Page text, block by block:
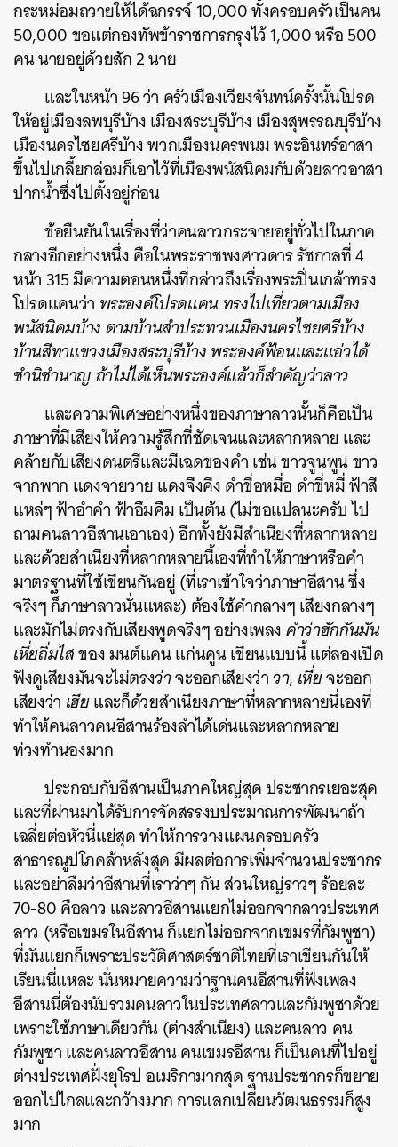
กระหม่อมถวายให้ได้ฉกรรจ์ 10,000 ทั้งครอบครัวเป็นคน
50,000 ขอแต่กองทัพข้าราชการกรุงไว้ 1,000 หรือ 500
คน นายอยู่ด้วยสัก 2 นาย
และในหน้า 96 ว่า ครัวเมืองเวียงจันทน์ครั้งนั้นโปรด
ให้อยู่เมืองลพบุรีบ้าง เมืองสระบุรีบ้าง เมืองสุพรรณบุรีบ้าง
เมืองนครไชยศรีบ้าง พวกเมืองนครพนม พระอินทร์อาสา
ขึ้นไปเกลี้ยกล่อมก็เอาไว้ที่เมืองพนัสนิคมกับด้วยลาวอาสา
ปากน้ำซึ่งไปตั้งอยู่ก่อน
ข้อยืนยันในเรื่องที่ว่าคนลาวกระจายอยู่ทั่วไปในภาค
กลางอีกอย่างหนึ่ง คือในพระราชพงศาวดาร รัชกาลที่ 4
หน้า 315 มีความตอนหนึ่งที่กล่าวถึงเรื่องพระปิ่นเกล้าทรง
โปรดแคนว่า พระองค์โปรดแคน ทรงไปเที่ยวตามเมือง
พนัสนิคมบ้าง ตามบ้านสำประทวนเมืองนครไชยศรีบ้าง
บ้านสีทาแขวงเมืองสระบุรีบ้าง พระองค์ฟ้อนและแอ่วได้
ชำนิชำนาญ ถ้าไม่ได้เห็นพระองค์แล้วก็สำคัญว่าลาว
และความพิเศษอย่างหนึ่งของภาษาลาวนั้นก็คือเป็น
ภาษาที่มีเสียงให้ความรู้สึกที่ชัดเจนและหลากหลาย และ
คล้ายกับเสียงดนตรีและมีเฉดของคำ เช่น ขาวจูนพูน ขาว
จากพาก แดงจายวาย แดงจืงคืง ดำขื่อหมื่อ ดำขี่หมี่ ฟ้าสี
แหล่ๆ ฟ้าอำคำ ฟ้าอึมคึม เป็นต้น (ไม่ขอแปลนะครับ ไป
ถามคนลาวอีสานเอาเอง) อีกทั้งยังมีสำเนียงที่หลากหลาย
และด้วยสำเนียงที่หลากหลายนี้เองที่ทำให้ภาษาหรือคำ
มาตรฐานที่ใช้เขียนกันอยู่ (ที่เราเข้าใจว่าภาษาอีสาน ซึ่ง
จริงๆ ก็ภาษาลาวนั่นแหละ) ต้องใช้คำกลางๆ เสียงกลางๆ
และมักไม่ตรงกับเสียงพูดจริงๆ อย่างเพลงคำว่าฮักกันมัน
เหี่ยถิ่มไสของ มนต์แคน แก่นคูน เขียนแบบนี้ แต่ลองเปิด
ฟังดูเสียงมันจะไม่ตรงว่าจะออกเสียงว่าวา, เหี่ยจะออก
เสียงว่า เฮียและก็ด้วยสำเนียงภาษาที่หลากหลายนี่เองที่
ทำให้คนลาวคนอีสานร้องลำได้เด่นและหลากหลาย
ท่วงทำนองมาก
ประกอบกับอีสานเป็นภาคใหญ่สุด ประชากรเยอะสุด
และที่ผ่านมาได้รับการจัดสรรงบประมาณการพัฒนาถ้า
เฉลี่ยต่อหัวนี่แย่สุด ทำให้การวางแผนครอบครัว
สาธารณูปโภคล้าหลังสุด มีผลต่อการเพิ่มจำนวนประชากร
และอย่าลืมว่าอีสานที่เราว่าๆ กัน ส่วนใหญ่ราวๆ ร้อยละ
70-80 คือลาว และลาวอีสานแยกไม่ออกจากลาวประเทศ
ลาว (หรือเขมรในอีสาน ก็แยกไม่ออกจากเขมรที่กัมพูชา)
ที่มันแยกก็เพราะประวัติศาสตร์ชาติไทยที่เราเขียนกันให้
เรียนนี่แหละ นั่นหมายความว่าฐานคนอีสานที่ฟังเพลง
อีสานนี่ต้องนับรวมคนลาวในประเทศลาวและกัมพูชาด้วย
เพราะใช้ภาษาเดียวกัน (ต่างสำเนียง) และคนลาว คน
กัมพูชา และคนลาวอีสาน คนเขมรอีสาน ก็เป็นคนที่ไปอยู่
ต่างประเทศฝั่งยุโรป อเมริกามากสุด ฐานประชากรก็ขยาย
ออกไปไกลและกว้างมาก การแลกเปลี่ยนวัฒนธรรมก็สูง
มาก
SHARE TWEET LINE EMAIL